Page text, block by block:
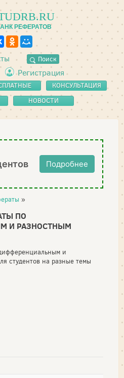
РЕФЕРАТОВ
Поиск
Регистрация
КОНСУЛЬТАЦИЯ
НОВОСТИ
Подробнее
»
ПО
И РАЗНОСТНЫМ
и
студентов на разные темы